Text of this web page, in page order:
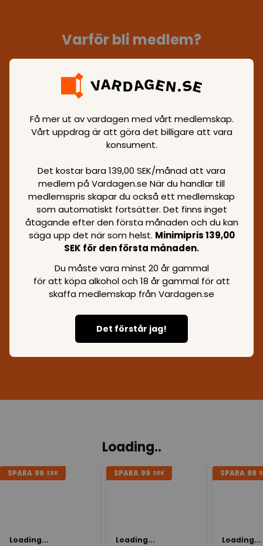
Få mer ut av vardagen med vårt medlemskap.
Vårt uppdrag är att göra det billigare att vara
konsument.
Det kostar bara 139,00 SEK/månad att vara
medlem på Vardagen.se När du handlar till
medlemspris skapar du också ett medlemskap
som automatiskt fortsätter. Det finns inget
åtagande efter den första månaden och du kan
säga upp det när som helst. Minimipris 139,00
SEK för den första månaden.
Du måste vara minst 20 år gammal
för att köpa alkohol och 18 år gammal för att
skaffa medlemskap från Vardagen.se
Det förstår jag!
Varför bli medlem?
Förutom de stora rabatterna på välkända
märkesvaror och dagligvaror finns det flera
andra fördelar med att vara medlem.
Tillgång till vårt breda utbud av vardagliga
och lyxiga produkter
Gör stora besparingar med våra rabatter
Loading..
SPARA 99 SEK
Loading...
SPARA 99 SEK
Loading...
SPARA 99
Loading...